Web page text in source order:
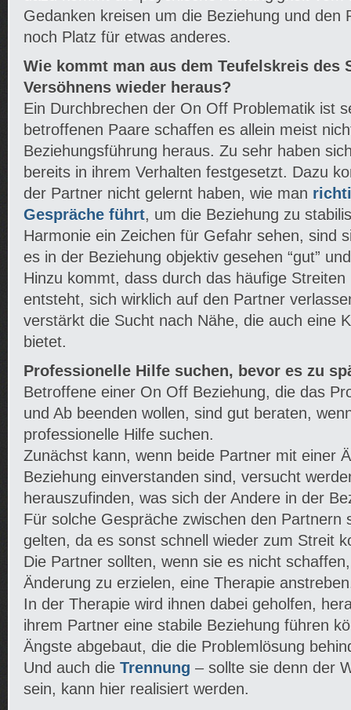
Gedanken kreisen um die Beziehung und den
noch Platz für etwas anderes.
Wie kommt man aus dem Teufelskreis des
Versöhnens wieder heraus?
Ein Durchbrechen der On Off Problematik ist
betroffenen Paare schaffen es allein meist
Beziehungsführung heraus. Zu sehr haben
bereits in ihrem Verhalten festgesetzt. Dazu
der Partner nicht gelernt haben, wie man
Gespräche führt, um die Beziehung zu
Harmonie ein Zeichen für Gefahr sehen, sind
es in der Beziehung objektiv gesehen “gut”
Hinzu kommt, dass durch das häufige
entsteht, sich wirklich auf den Partner
verstärkt die Sucht nach Nähe, die auch eine
bietet.
Professionelle Hilfe suchen, bevor es zu
Betroffene einer On Off Beziehung, die das
und Ab beenden wollen, sind gut beraten,
professionelle Hilfe suchen.
Zunächst kann, wenn beide Partner mit einer
Beziehung einverstanden sind, versucht
herauszufinden, was sich der Andere in der
Für solche Gespräche zwischen den Partnern
gelten, da es sonst schnell wieder zum Streit
Die Partner sollten, wenn sie es nicht
Änderung zu erzielen, eine Therapie
In der Therapie wird ihnen dabei geholfen,
ihrem Partner eine stabile Beziehung führen
Ängste abgebaut, die die Problemlösung
Und auch die Trennung – sollte sie denn der
sein, kann hier realisiert werden.